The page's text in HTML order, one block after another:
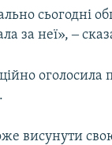
сьогодні
за неї», ‒
висунути